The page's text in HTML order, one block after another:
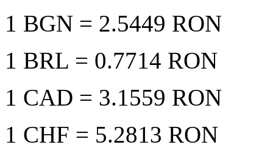
1 BGN = 2.5449 RON
1 BRL = 0.7714 RON
1 CAD = 3.1559 RON
1 CHF = 5.2813 RON